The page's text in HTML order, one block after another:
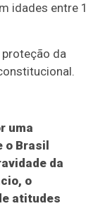
idades entre 1
da
uma
Brasil
da
o
atitudes